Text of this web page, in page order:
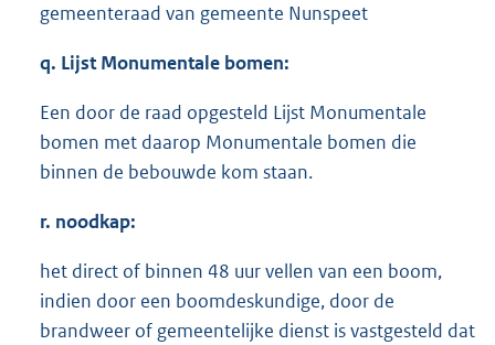
gemeenteraad van gemeente Nunspeet
q. Lijst Monumentale bomen:
Een door de raad opgesteld Lijst Monumentale
bomen met daarop Monumentale bomen die
binnen de bebouwde kom staan.
r. noodkap:
het direct of binnen 48 uur vellen van een boom,
indien door een boomdeskundige, door de
brandweer of gemeentelijke dienst is vastgesteld dat